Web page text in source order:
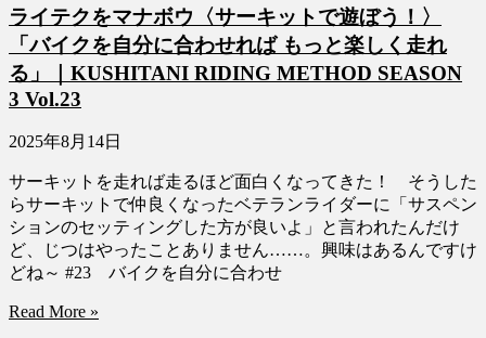
ライテクをマナボウ〈サーキットで遊ぼう！〉
「バイクを自分に合わせれば もっと楽しく走れ
る」｜KUSHITANI RIDING METHOD SEASON
3 Vol.23
2025年8月14日
サーキットを走れば走るほど面白くなってきた！ そうした
らサーキットで仲良くなったベテランライダーに「サスペン
ションのセッティングした方が良いよ」と言われたんだけ
ど、じつはやったことありません……。興味はあるんですけ
どね～ #23 バイクを自分に合わせ
Read More »